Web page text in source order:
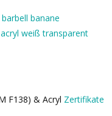
banane
weiß transparent
F138) & Acryl Zertifikate